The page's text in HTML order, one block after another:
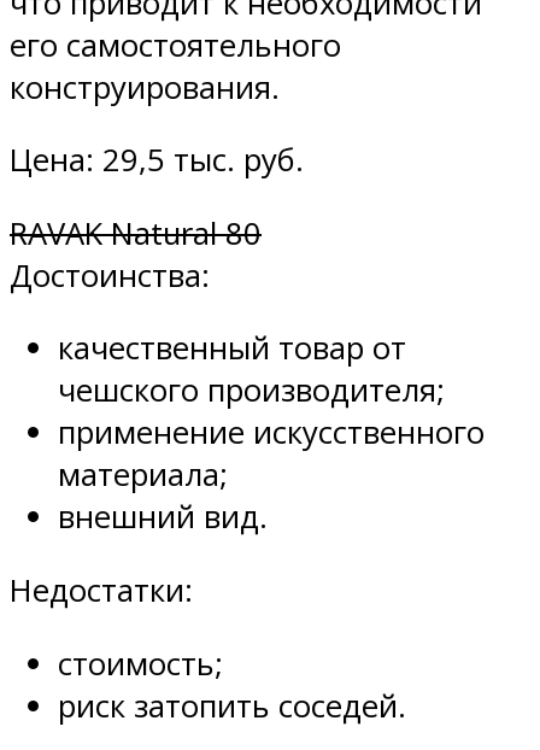
его самостоятельного
конструирования.
Цена: 29,5 тыс. руб.
RAVAK Natural 80
Достоинства:
качественный товар от
чешского производителя;
применение искусственного
материала;
внешний вид.
Недостатки:
стоимость;
риск затопить соседей.